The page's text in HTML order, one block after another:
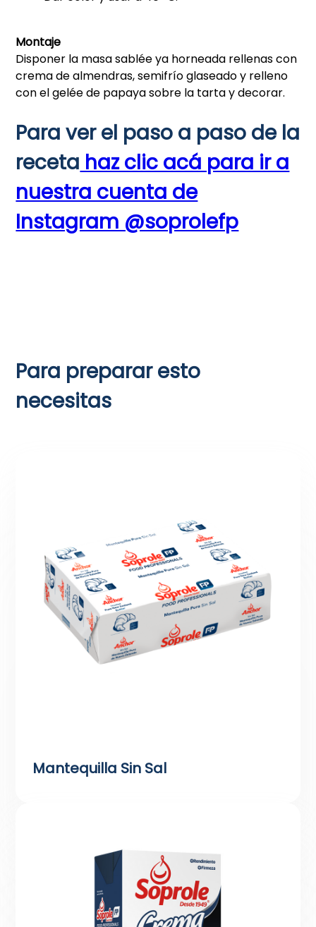
Montaje
Disponer la masa sablée ya horneada rellenas con
crema de almendras, semifrío glaseado y relleno
con el gelée de papaya sobre la tarta y decorar.
Para ver el paso a paso de la
receta haz clic acá para ir a
nuestra cuenta de
Instagram @soprolefp
Para preparar esto
necesitas
Mantequilla Sin Sal